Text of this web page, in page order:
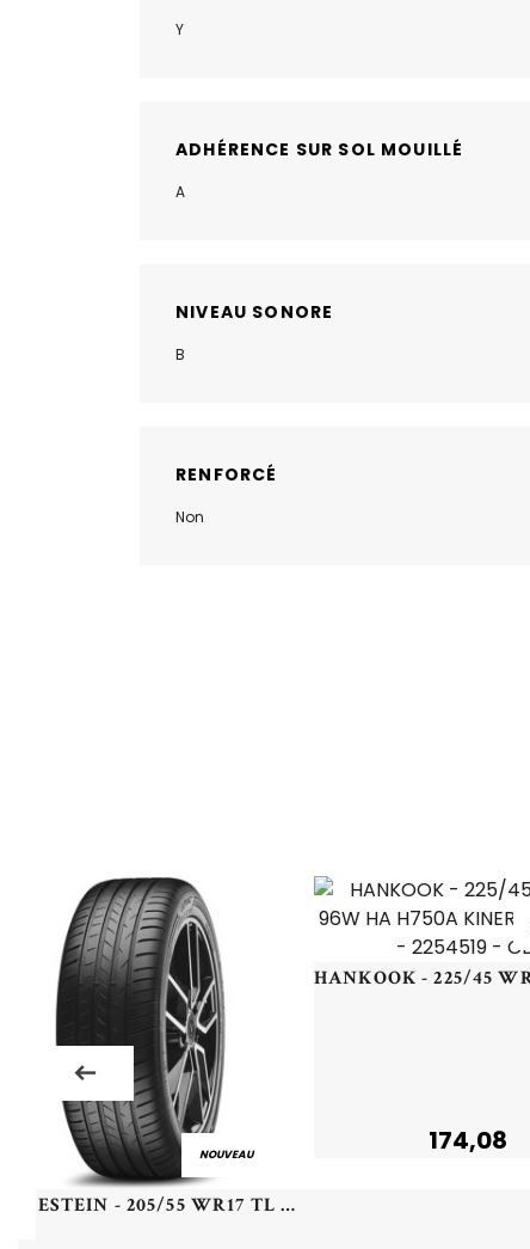
Y
ADHÉRENCE SUR SOL MOUILLÉ
A
NIVEAU SONORE
B
RENFORCÉ
Non
NOUVEAU
VREDESTEIN - 205/55 WR17 TL 95W VR ULTRAC+ XL - 2055517 - BAB
174,08